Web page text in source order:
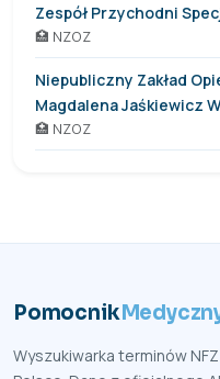
Zespół Przychodni
🏥 NZOZ
Niepubliczny Zakład
Magdalena Jaśkiewicz
🏥 NZOZ
Pomocnik
Wyszukiwarka terminów